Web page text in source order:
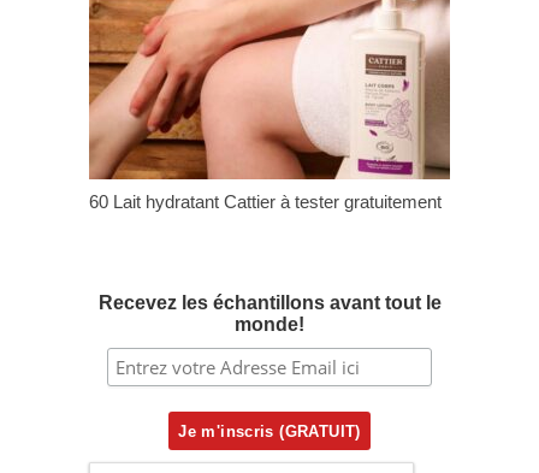
60 Lait hydratant Cattier à tester gratuitement
Recevez les échantillons avant tout le
monde!